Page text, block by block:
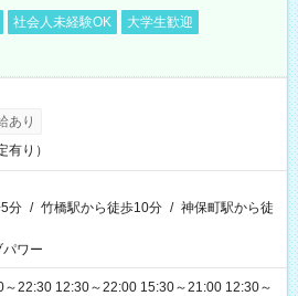
社会人未経験OK
大学生歓迎
あり
有り）
分 / 竹橋駅から徒歩10分 / 神保町駅から徒
ワー
～22:30 12:30～22:00 15:30～21:00 12:30～